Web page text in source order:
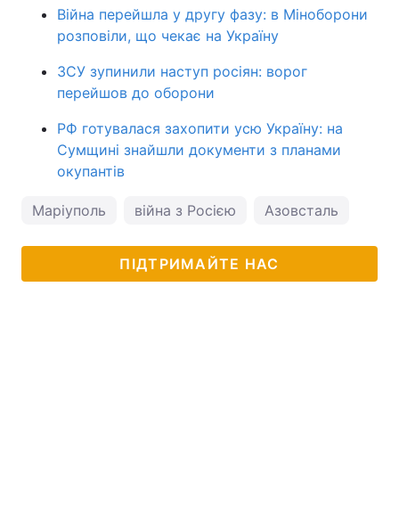
Війна перейшла у другу фазу: в Міноборони
розповіли, що чекає на Україну
ЗСУ зупинили наступ росіян: ворог
перейшов до оборони
РФ готувалася захопити усю Україну: на
Сумщині знайшли документи з планами
окупантів
Маріуполь війна з Росією Азовсталь
ПІДТРИМАЙТЕ НАС